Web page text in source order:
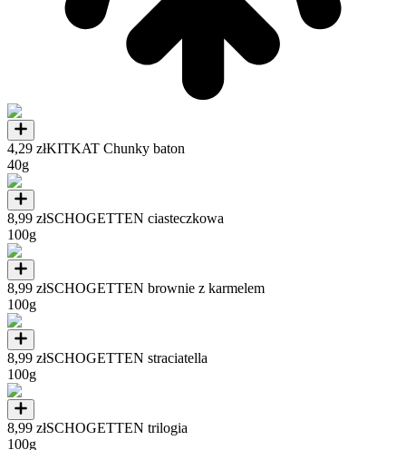
4,29 złKITKAT Chunky baton
40g
8,99 złSCHOGETTEN ciasteczkowa
100g
8,99 złSCHOGETTEN brownie z karmelem
100g
8,99 złSCHOGETTEN straciatella
100g
8,99 złSCHOGETTEN trilogia
100g